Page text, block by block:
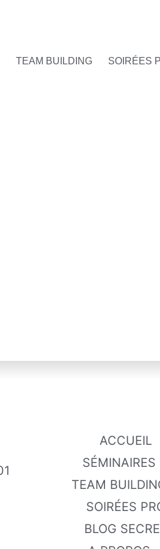
TEAM BUILDING SOIRÉES
ACCUEIL
SÉMINAIRES
TEAM
SOIRÉES
BLOG